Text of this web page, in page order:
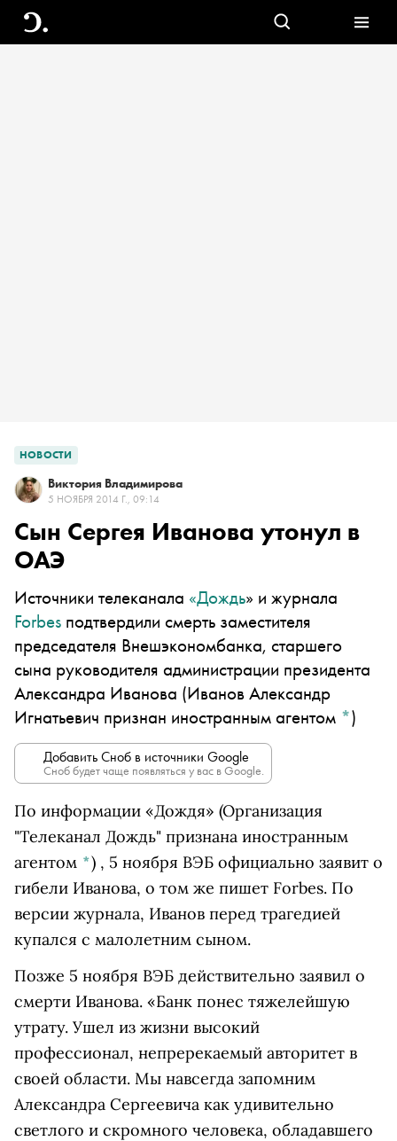
НОВОСТИ
Виктория Владимирова
5 НОЯБРЯ 2014 Г., 09:14
Сын Сергея Иванова утонул в
ОАЭ
Источники телеканала «Дождь» и журнала
Forbes подтвердили смерть заместителя
председателя Внешэкономбанка, старшего
сына руководителя администрации президента
Александра Иванова (Иванов Александр
Игнатьевич признан иностранным агентом *)
Добавить Сноб в источники Google
Сноб будет чаще появляться у вас в Google.
По информации «Дождя» (Организация
"Телеканал Дождь" признана иностранным
агентом *) , 5 ноября ВЭБ официально заявит о
гибели Иванова, о том же пишет Forbes. По
версии журнала, Иванов перед трагедией
купался с малолетним сыном.
Позже 5 ноября ВЭБ действительно заявил о
смерти Иванова. «Банк понес тяжелейшую
утрату. Ушел из жизни высокий
профессионал, непререкаемый авторитет в
своей области. Мы навсегда запомним
Александра Сергеевича как удивительно
светлого и скромного человека, обладавшего